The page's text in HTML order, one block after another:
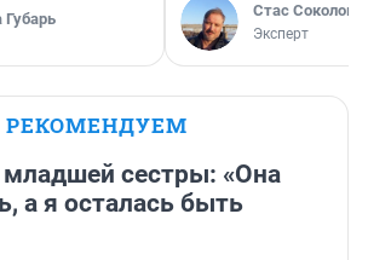
Стас Соколов
Эксперт
РЕКОМЕНДУЕМ
младшей сестры: «Она
а я осталась быть